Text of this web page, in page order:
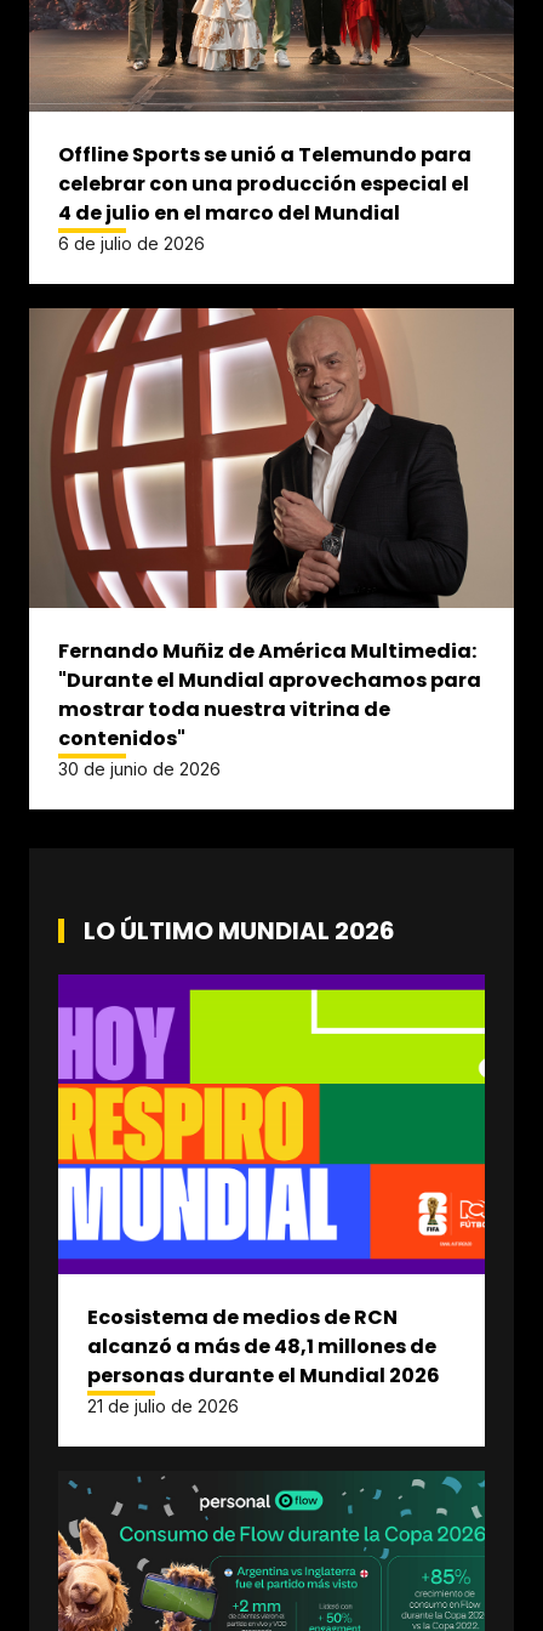
Offline Sports se unió a Telemundo para
celebrar con una producción especial el
4 de julio en el marco del Mundial
6 de julio de 2026
Fernando Muñiz de América Multimedia:
"Durante el Mundial aprovechamos para
mostrar toda nuestra vitrina de
contenidos"
30 de junio de 2026
LO ÚLTIMO MUNDIAL 2026
Ecosistema de medios de RCN
alcanzó a más de 48,1 millones de
personas durante el Mundial 2026
21 de julio de 2026